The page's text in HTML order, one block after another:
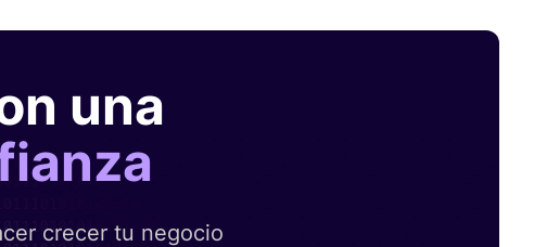
una
crecer tu negocio